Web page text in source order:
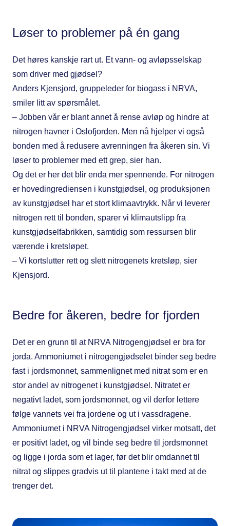
Løser to problemer på én gang
Det høres kanskje rart ut. Et vann- og avløpsselskap
som driver med gjødsel?
Anders Kjensjord, gruppeleder for biogass i NRVA,
smiler litt av spørsmålet.
– Jobben vår er blant annet å rense avløp og hindre at
nitrogen havner i Oslofjorden. Men nå hjelper vi også
bonden med å redusere avrenningen fra åkeren sin. Vi
løser to problemer med ett grep, sier han.
Og det er her det blir enda mer spennende. For nitrogen
er hovedingrediensen i kunstgjødsel, og produksjonen
av kunstgjødsel har et stort klimaavtrykk. Når vi leverer
nitrogen rett til bonden, sparer vi klimautslipp fra
kunstgjødselfabrikken, samtidig som ressursen blir
værende i kretsløpet.
– Vi kortslutter rett og slett nitrogenets kretsløp, sier
Kjensjord.
Bedre for åkeren, bedre for fjorden
Det er en grunn til at NRVA Nitrogengjødsel er bra for
jorda. Ammoniumet i nitrogengjødselet binder seg bedre
fast i jordsmonnet, sammenlignet med nitrat som er en
stor andel av nitrogenet i kunstgjødsel. Nitratet er
negativt ladet, som jordsmonnet, og vil derfor lettere
følge vannets vei fra jordene og ut i vassdragene.
Ammoniumet i NRVA Nitrogengjødsel virker motsatt, det
er positivt ladet, og vil binde seg bedre til jordsmonnet
og ligge i jorda som et lager, før det blir omdannet til
nitrat og slippes gradvis ut til plantene i takt med at de
trenger det.